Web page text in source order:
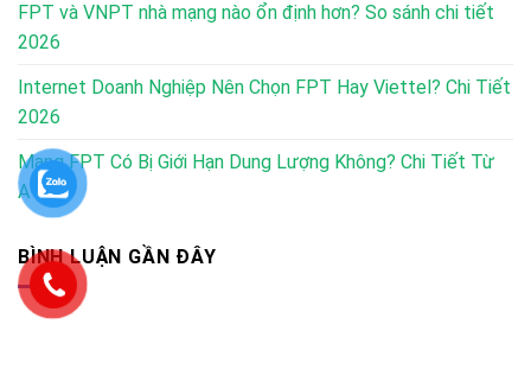
FPT và VNPT nhà mạng nào ổn định hơn? So sánh chi tiết
2026
Internet Doanh Nghiệp Nên Chọn FPT Hay Viettel? Chi Tiết
2026
Mạng FPT Có Bị Giới Hạn Dung Lượng Không? Chi Tiết Từ
A-Z
BÌNH LUẬN GẦN ĐÂY